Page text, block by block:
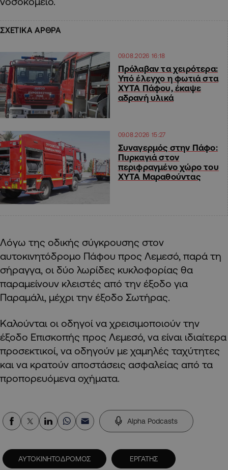
ΣΧΕΤΙΚΑ ΑΡΘΡΑ
09.08.2026 16:18
Πρόλαβαν τα χειρότερα:
Υπό έλεγχο η φωτιά στα
ΧΥΤΑ Πάφου, έκαψε
αδρανή υλικά
09.08.2026 15:27
Συναγερμός στην Πάφο:
Πυρκαγιά στον
περιφραγμένο χώρο του
ΧΥΤΑ Μαραθούντας
Λόγω της οδικής σύγκρουσης στον
αυτοκινητόδρομο Πάφου προς Λεμεσό, παρά τη
σήραγγα, οι δύο λωρίδες κυκλοφορίας θα
παραμείνουν κλειστές από την έξοδο για
Παραμάλι, μέχρι την έξοδο Σωτήρας.
Καλούνται οι οδηγοί να χρεισιμοποιούν την
έξοδο Επισκοπής προς Λεμεσό, να είναι ιδιαίτερα
προσεκτικοί, να οδηγούν με χαμηλές ταχύτητες
και να κρατούν αποστάσεις ασφαλείας από τα
προπορευόμενα οχήματα.
Alpha Podcasts
ΑΥΤΟΚΙΝΗΤΟΔΡΟΜΟΣ ΕΡΓΑΤΗΣ